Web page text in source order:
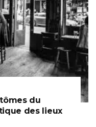
du
des lieux